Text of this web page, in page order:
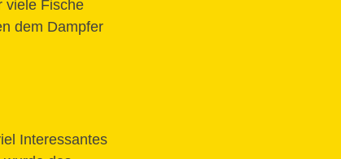
viele Fische
dem Dampfer
Interessantes